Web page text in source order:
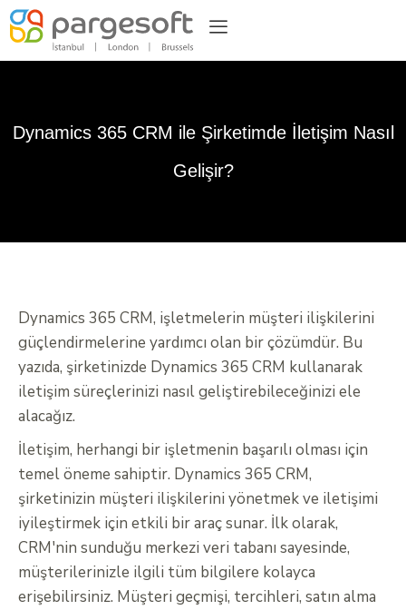
Dynamics 365 CRM ile Şirketimde İletişim Nasıl
Gelişir?
Dynamics 365 CRM, işletmelerin müşteri ilişkilerini
güçlendirmelerine yardımcı olan bir çözümdür. Bu
yazıda, şirketinizde Dynamics 365 CRM kullanarak
iletişim süreçlerinizi nasıl geliştirebileceğinizi ele
alacağız.
İletişim, herhangi bir işletmenin başarılı olması için
temel öneme sahiptir. Dynamics 365 CRM,
şirketinizin müşteri ilişkilerini yönetmek ve iletişimi
iyileştirmek için etkili bir araç sunar. İlk olarak,
CRM'nin sunduğu merkezi veri tabanı sayesinde,
müşterilerinizle ilgili tüm bilgilere kolayca
erişebilirsiniz. Müşteri geçmişi, tercihleri, satın alma